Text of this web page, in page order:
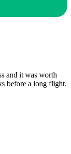
and it was worth
before a long flight.